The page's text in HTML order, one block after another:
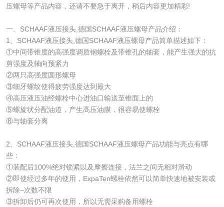
压螺母等产品内容，还请不要急于离开，稍后内容更加精彩!
一、SCHAAF液压接头,德国SCHAAF液压螺母产品介绍：
1、SCHAAF液压接头,德国SCHAAF液压螺母产品简单描述如下：
①中间带锥度的高强度调质钢螺栓及带锥孔的轴套，能产生强大的抗
剪强度及轴向预紧力
②两只高强度圆形螺母
③细牙螺纹使得疲劳强度达到最大
④高压液压油经螺栓中心进油口输送至锥面上的
⑤螺旋状分配油道，产生高压油膜，很容易使螺栓
⑥与轴套分离
2、SCHAAF液压接头,德国SCHAAF液压螺母产品功能与亮点有哪
些：
①装配后100%绝对锁紧以及摩擦连接，法兰之间无相对滑动
②即使经过多年的使用，ExpaTen螺栓依然可以简单快速地被安装或
拆除–次数不限
③拆卸后仍可再次使用，所以无需采购备用螺栓